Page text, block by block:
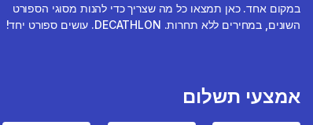
במקום אחד. כאן תמצאו כל מה שצריך כדי להנות מסוגי הספורט
השונים, במחירים ללא תחרות. DECATHLON. עושים ספורט יחד!
אמצעי תשלום